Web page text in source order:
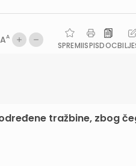
AA
SPREMIISPISDOC
tražbine, zbog